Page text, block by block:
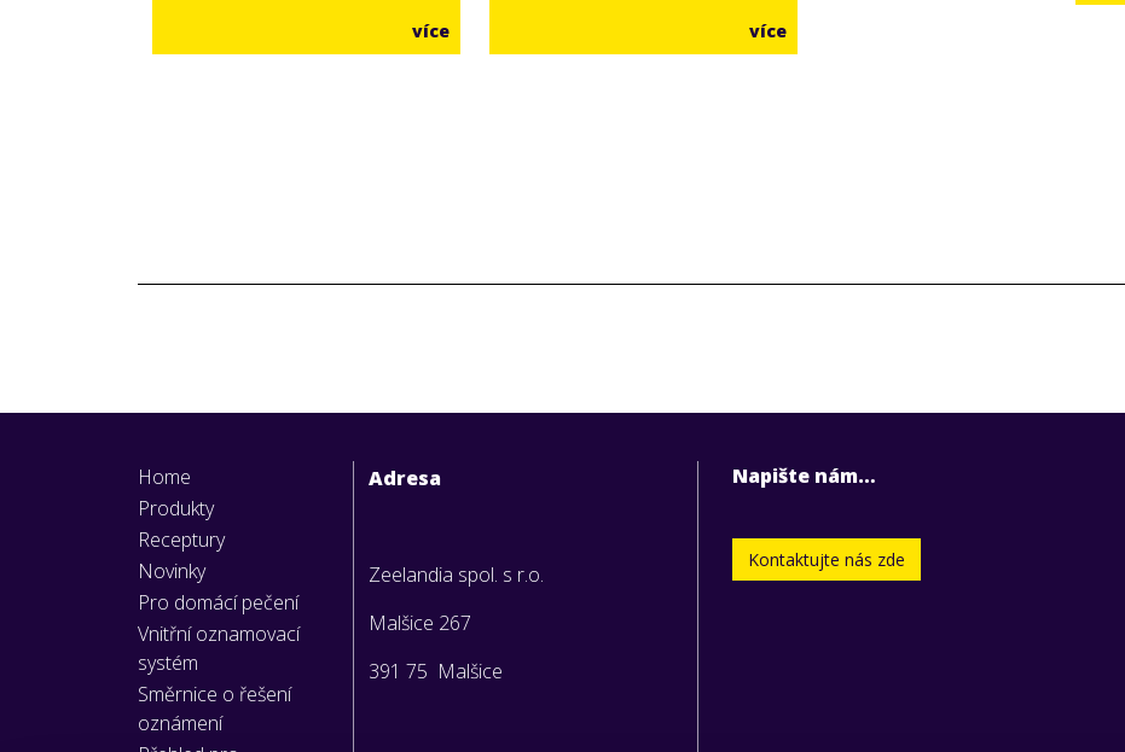
více více
Home
Produkty
Receptury
Novinky
Pro domácí pečení
Vnitřní oznamovací
systém
Směrnice o řešení
oznámení
Adresa
Zeelandia spol. s r.o.
Malšice 267
391 75 Malšice
Napište nám…
Kontaktujte nás zde